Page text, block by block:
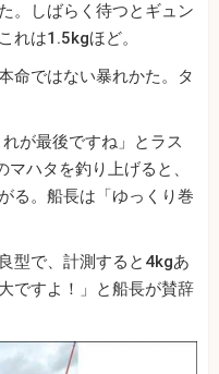
。しばらく待つとギュン
れは1.5kgほど。
命ではない暴れかた。タ
が最後ですね」とラス
ハタを釣り上げると、
る。船長は「ゆっくり巻
型で、計測すると4kgあ
ですよ！」と船長が賛辞